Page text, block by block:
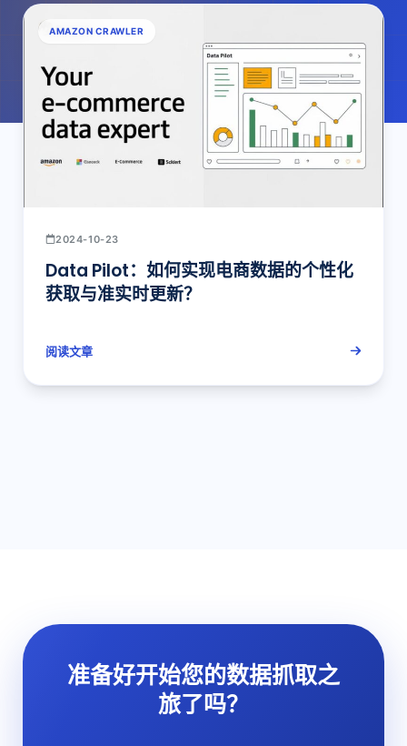
AMAZON CRAWLER
2024-10-23
Data Pilot：如何实现电商数据的个性化
获取与准实时更新？
阅读文章
准备好开始您的数据抓取之
旅了吗？